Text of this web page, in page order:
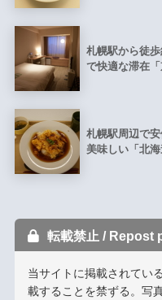
札幌駅から徒
で快適な滞在
札幌駅周辺で
美味しい「北
転載禁止 / Repost
当サイトに掲載されてい
載することを禁ずる。写